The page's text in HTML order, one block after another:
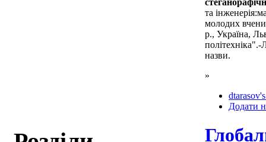
та
молодих
р., Україна,
назви.
»
Додати